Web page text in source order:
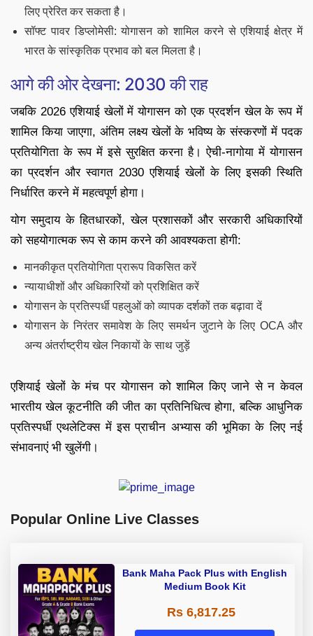
लिए प्रेरित कर सकता है।
सॉफ्ट पावर डिप्लोमेसी: योगासन को शामिल करने से एशियाई क्षेत्र में
भारत के सांस्कृतिक प्रभाव को बल मिलता है।
आगे की ओर देखना: 2030 की राह
जबकि 2026 एशियाई खेलों में योगासन को एक प्रदर्शन खेल के रूप में
शामिल किया जाएगा, अंतिम लक्ष्य खेलों के भविष्य के संस्करणों में पदक
प्रतियोगिता के रूप में इसे सुरक्षित करना है। ऐची-नागोया में योगासन
का प्रदर्शन और स्वागत 2030 एशियाई खेलों के लिए इसकी स्थिति
निर्धारित करने में महत्वपूर्ण होगा।
योग समुदाय के हितधारकों, खेल प्रशासकों और सरकारी अधिकारियों
को सहयोगात्मक रूप से काम करने की आवश्यकता होगी:
मानकीकृत प्रतियोगिता प्रारूप विकसित करें
न्यायाधीशों और अधिकारियों को प्रशिक्षित करें
योगासन के प्रतिस्पर्धी पहलुओं को व्यापक दर्शकों तक बढ़ावा दें
योगासन के निरंतर समावेश के लिए समर्थन जुटाने के लिए OCA और
अन्य अंतर्राष्ट्रीय खेल निकायों के साथ जुड़ें
एशियाई खेलों के मंच पर योगासन को शामिल किए जाने से न केवल
भारतीय खेल कूटनीति की जीत का प्रतिनिधित्व होगा, बल्कि आधुनिक
प्रतिस्पर्धी एथलेटिक्स में इस प्राचीन अभ्यास की भूमिका के लिए नई
संभावनाएं भी खुलेंगी।
Popular Online Live Classes
Bank Maha Pack Plus with English
Medium Book Kit
Rs 6,817.25